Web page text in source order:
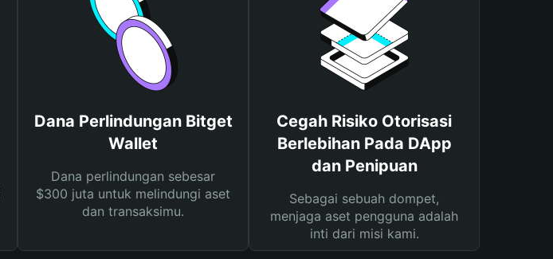
Dana Perlindungan Bitget
Wallet
Dana perlindungan sebesar
$300 juta untuk melindungi aset
dan transaksimu.
Cegah Risiko Otorisasi
Berlebihan Pada DApp
dan Penipuan
Sebagai sebuah dompet,
menjaga aset pengguna adalah
inti dari misi kami.